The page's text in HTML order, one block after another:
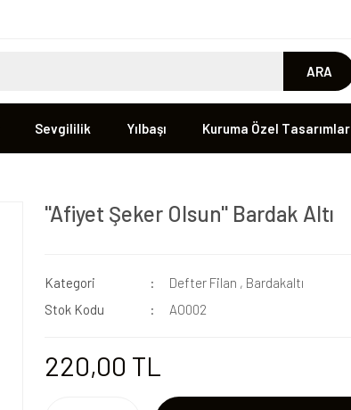
ARA
Sevgililik Yılbaşı Kuruma Özel Tasarımlar
''Afiyet Şeker Olsun'' Bardak Altı
Kategori Defter Filan , Bardakaltı
Stok Kodu
AO002
220,00 TL